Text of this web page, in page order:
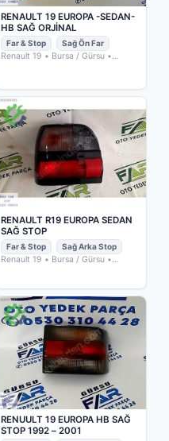
RENAULT 19 EUROPA -SEDAN-
HB SAĞ ORJİNAL
Far & Stop Sağ Ön Far
Renault 19 • Bursa / Gürsu •
RENAULT R19 EUROPA SEDAN
SAĞ STOP
Far & Stop Sağ Arka Stop
Renault 19 • Bursa / Gürsu •
RENUULT 19 EUROPA HB SAĞ
STOP 1992 – 2001